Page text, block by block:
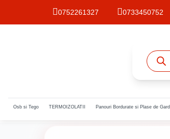
0752261327 0733450752
Osb si Tego TERMOIZOLATII Panouri Bordurate si Plase de Gard